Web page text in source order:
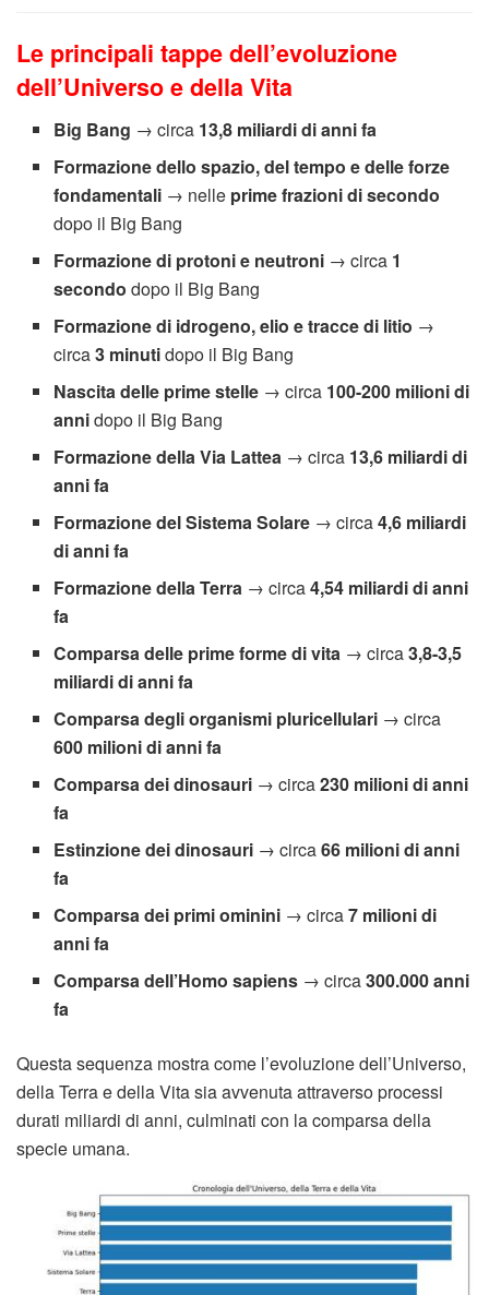
Le principali tappe dell’evoluzione
dell’Universo e della Vita
Big Bang → circa 13,8 miliardi di anni fa
Formazione dello spazio, del tempo e delle forze
fondamentali → nelle prime frazioni di secondo
dopo il Big Bang
Formazione di protoni e neutroni → circa 1
secondo dopo il Big Bang
Formazione di idrogeno, elio e tracce di litio →
circa3 minutidopo il Big Bang
Nascita delle prime stelle → circa 100-200 milioni di
annidopo il Big Bang
Formazione della Via Lattea → circa 13,6 miliardi di
anni fa
Formazione del Sistema Solare → circa4,6 miliardi
di anni fa
Formazione della Terra → circa4,54 miliardi di anni
fa
Comparsa delle prime forme di vita → circa3,8-3,5
miliardi di anni fa
Comparsa degli organismi pluricellulari → circa
600 milioni di anni fa
Comparsa dei dinosauri → circa230 milioni di anni
fa
Estinzione dei dinosauri → circa66 milioni di anni
fa
Comparsa dei primi ominini → circa7 milioni di
anni fa
Comparsa dell’Homo sapiens → circa300.000 anni
fa
Questa sequenza mostra come l’evoluzione dell’Universo,
della Terra e della Vita sia avvenuta attraverso processi
durati miliardi di anni, culminati con la comparsa della
specie umana.